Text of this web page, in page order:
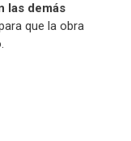
las demás
que la obra